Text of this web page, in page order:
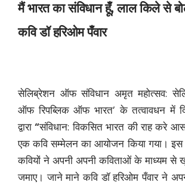
मैं भारत का संविधान हूँ, लाल किले से
कवि डॉ हरिओम पँवार
सेलिब्रेशन ऑफ संविधान अमृत महोत्सव:
ऑफ रिपब्लिक ऑफ भारत’ के तत्वावधन में
द्वारा“संविधान: विकसित भारत की राह करे
एक कवि सम्मेलन का आयोजन किया गया। इस
कवियों ने अपनी अपनी कविताओं के माध्यम से
जमाए। जाने माने कवि डॉ हरिओम पँवार ने